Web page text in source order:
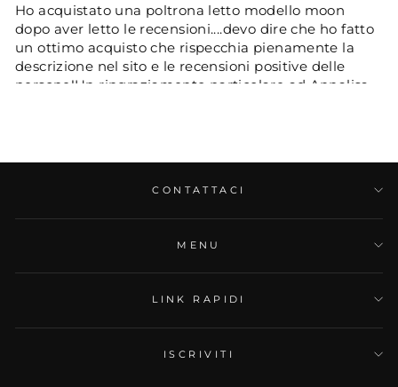
Ho acquistato una poltrona letto modello moon
dopo aver letto le recensioni....devo dire che ho fatto
un ottimo acquisto che rispecchia pienamente la
descrizione nel sito e le recensioni positive delle
persone!Un ringraziamento particolare ad Annalisa
05/08/2025
CONTATTACI
MENU
LINK RAPIDI
ISCRIVITI